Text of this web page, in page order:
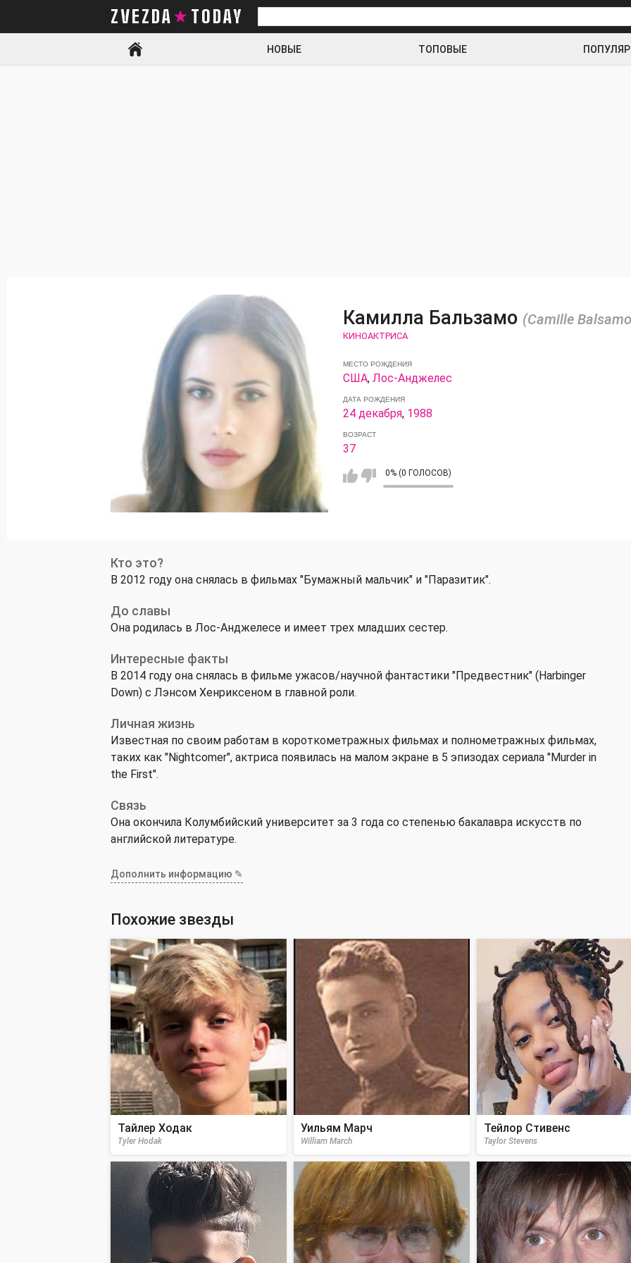
ZVEZDA TODAY
Искать
НОВЫЕ ТОПОВЫЕ
Камилла Бальзамо (Camille
КИНОАКТРИСА
МЕСТО РОЖДЕНИЯ
США, Лос-Анджелес
ДАТА РОЖДЕНИЯ
24 декабря, 1988
ВОЗРАСТ
37
0% (0 ГОЛОСОВ)
Кто это?
В 2012 году она снялась в фильмах "Бумажный мальчик" и "Паразитик".
До славы
Она родилась в Лос-Анджелесе и имеет трех младших сестер.
Интересные факты
В 2014 году она снялась в фильме ужасов/научной фантастики "Предвестник" (Harbinger
Down) с Лэнсом Хенриксеном в главной роли.
Личная жизнь
Известная по своим работам в короткометражных фильмах и полнометражных фильмах,
таких как "Nightcomer", актриса появилась на малом экране в 5 эпизодах сериала "Murder in
the First".
Связь
Она окончила Колумбийский университет за 3 года со степенью бакалавра искусств по
английской литературе.
Дополнить информацию ✎
Похожие звезды
Тайлер Ходак
Tyler Hodak
Уильям Марч
William March
Тейлор Стивенс
Taylor Stevens